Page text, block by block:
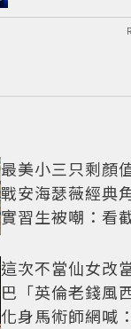
最美小三只剩顏
戰安海瑟薇經典
實習生被嘲：看
這次不當仙女改
巴「英倫老錢風
化身馬術師網喊